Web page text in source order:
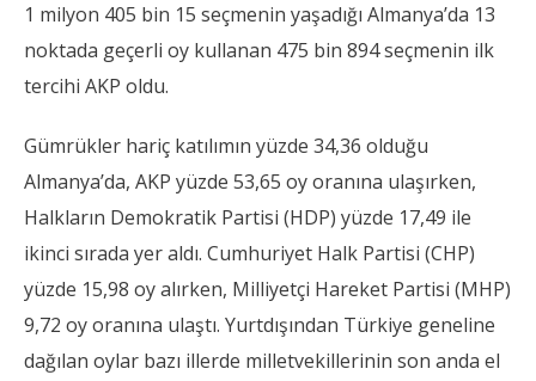
1 milyon 405 bin 15 seçmenin yaşadığı Almanya’da 13
noktada geçerli oy kullanan 475 bin 894 seçmenin ilk
tercihi AKP oldu.
Gümrükler hariç katılımın yüzde 34,36 olduğu
Almanya’da, AKP yüzde 53,65 oy oranına ulaşırken,
Halkların Demokratik Partisi (HDP) yüzde 17,49 ile
ikinci sırada yer aldı. Cumhuriyet Halk Partisi (CHP)
yüzde 15,98 oy alırken, Milliyetçi Hareket Partisi (MHP)
9,72 oy oranına ulaştı. Yurtdışından Türkiye geneline
dağılan oylar bazı illerde milletvekillerinin son anda el